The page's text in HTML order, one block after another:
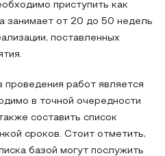
приступить как
занимает от 20 до 50 недель
поставленных
проведения работ является
в точной очередности
составить список
сроков. Стоит отметить,
базой могут послужить